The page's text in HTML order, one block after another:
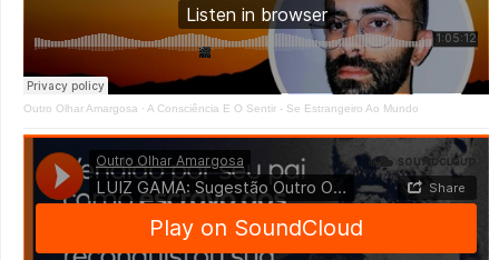
Outro Olhar Amargosa · A Consciência E O Sentir - Se Estrangeiro Ao Mundo